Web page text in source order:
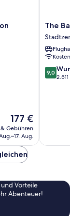
Der
Preis
beträgt
177 €
Gebühren
Aug.
The
Bailey's
Hotel
London
London
The
9.0
von
9,0
Vorteile
Abenteuer!